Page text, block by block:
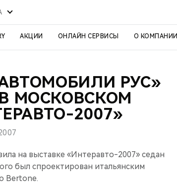
АКЦИИ ОНЛАЙН СЕРВИСЫ О КОМПАНИИ
РУС»
МОСКОВСКОМ
2007»
на выставке «Интеравто-2007» седан
был спроектирован итальянским
Bertone.